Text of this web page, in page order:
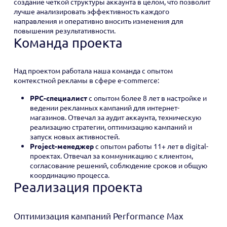
лучше анализировать эффективность каждого
направления и оперативно вносить изменения для
повышения результативности.
Команда проекта
Над проектом работала наша команда с опытом
контекстной рекламы в сфере e-commerce:
PPC-специалистс опытом более 8 лет в настройке и
ведении рекламных кампаний для интернет-
магазинов. Отвечал за аудит аккаунта, техническую
реализацию стратегии, оптимизацию кампаний и
запуск новых активностей.
Project-менеджерс опытом работы 11+ лет в digital-
проектах. Отвечал за коммуникацию с клиентом,
согласование решений, соблюдение сроков и общую
координацию процесса.
Реализация проекта
Оптимизация кампаний Performance Max